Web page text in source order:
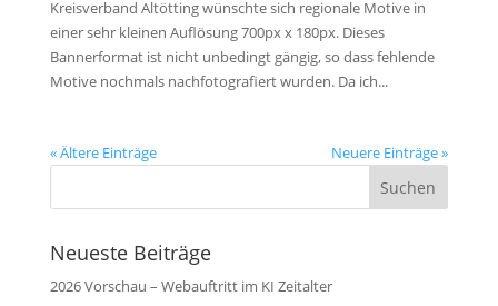
Kreisverband Altötting wünschte sich regionale Motive in
einer sehr kleinen Auflösung 700px x 180px. Dieses
Bannerformat ist nicht unbedingt gängig, so dass fehlende
Motive nochmals nachfotografiert wurden. Da ich...
« Ältere Einträge Neuere Einträge »
Neueste Beiträge
2026 Vorschau – Webauftritt im KI Zeitalter